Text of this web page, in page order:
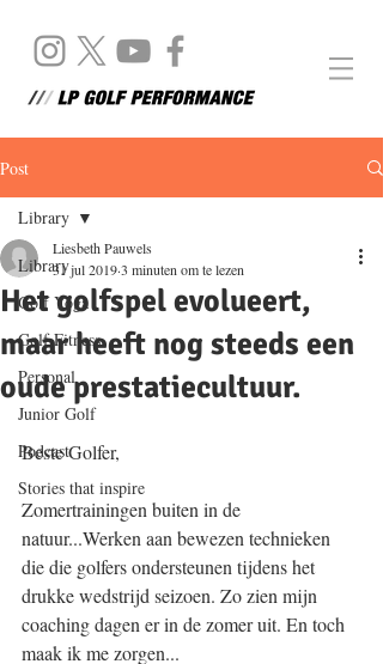
Post
Library
Golf Yoga
Golf Fitness
Personal
Junior Golf
Podcast
Stories that inspire
Library
Het golfspel evolueert,
maar heeft nog steeds een
oude prestatiecultuur.
Liesbeth Pauwels
31 jul 20193 minuten om te lezen
Beste Golfer,
Zomertrainingen buiten in de
natuur...Werken aan bewezen technieken
die die golfers ondersteunen tijdens het
drukke wedstrijd seizoen. Zo zien mijn
coaching dagen er in de zomer uit. En toch
maak ik me zorgen...